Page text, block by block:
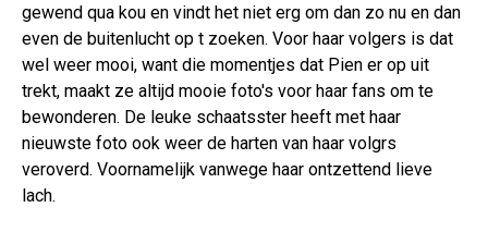
gewend qua kou en vindt het niet erg om dan zo nu en dan
even de buitenlucht op t zoeken. Voor haar volgers is dat
wel weer mooi, want die momentjes dat Pien er op uit
trekt, maakt ze altijd mooie foto's voor haar fans om te
bewonderen. De leuke schaatsster heeft met haar
nieuwste foto ook weer de harten van haar volgrs
veroverd. Voornamelijk vanwege haar ontzettend lieve
lach.